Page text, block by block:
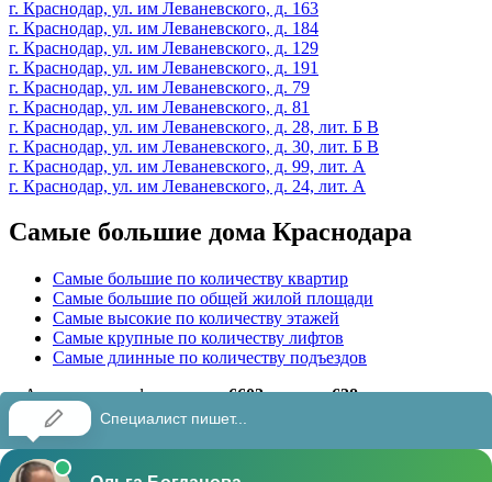
г. Краснодар, ул. им Леваневского, д. 163
г. Краснодар, ул. им Леваневского, д. 184
г. Краснодар, ул. им Леваневского, д. 129
г. Краснодар, ул. им Леваневского, д. 191
г. Краснодар, ул. им Леваневского, д. 79
г. Краснодар, ул. им Леваневского, д. 81
г. Краснодар, ул. им Леваневского, д. 28, лит. Б В
г. Краснодар, ул. им Леваневского, д. 30, лит. Б В
г. Краснодар, ул. им Леваневского, д. 99, лит. А
г. Краснодар, ул. им Леваневского, д. 24, лит. А
Самые большие дома Краснодара
Самые большие по количеству квартир
Самые большие по общей жилой площади
Самые высокие по количеству этажей
Самые крупные по количеству лифтов
Самые длинные по количеству подъездов
Актуальная информация о6602домах и628управляющих
жилыми домами организациях ЖКХ Краснодара на
tutkrasnodar.ru • Жилые дома Краснодара •